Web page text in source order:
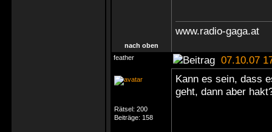
www.radio-gaga.at
nach oben
feather
07.10.07
Rätsel: 200
Beiträge: 158
Kann es sein, dass
geht, dann aber